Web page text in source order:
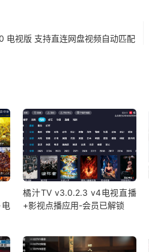
电视版 支持直连网盘视频自动匹配
橘汁TV v3.0.2.3 v4电视直播
+影视点播应用-会员已解锁